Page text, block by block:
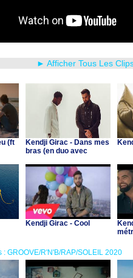
► Afficher Tous Les
(ft
Kendji Girac - Dans mes
bras (en duo avec
Kendji Girac - Cool
: GROOVE/R'N'B/RAP/SOLEIL 2020